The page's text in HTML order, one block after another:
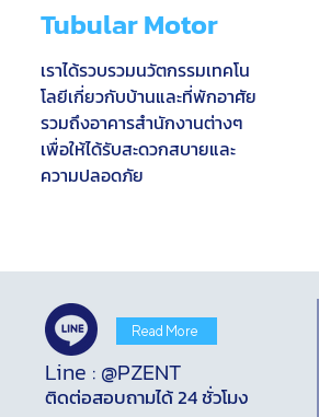
Tubular Motor
เราได้รวบรวมนวัตกรรมเทคโน
โลยีเกี่ยวกับบ้านและที่พักอาศัย
รวมถึงอาคารสำนักงานต่างๆ
เพื่อให้ได้รับสะดวกสบายและ
ความปลอดภัย
Read More
Line : @PZENT
ติดต่อสอบถามได้ 24 ชั่วโมง